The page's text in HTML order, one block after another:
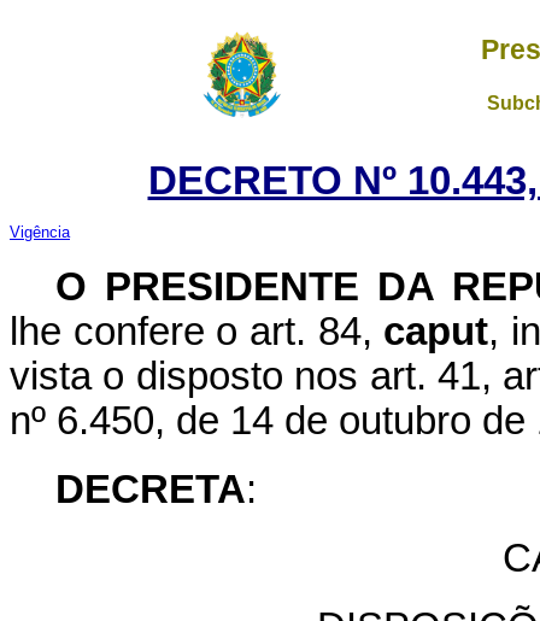
DECRETO Nº
Vigência
O PRESIDENTE DA
lhe confere o art. 84, caput,
vista o disposto nos art. 41,
nº 6.450, de 14 de outubro
DECRETA: